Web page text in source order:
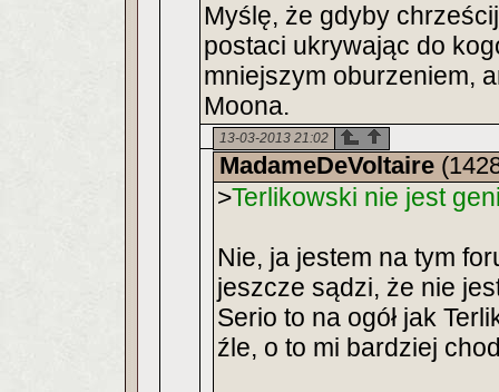
Myślę, że gdyby
postaci ukrywając do
mniejszym oburzeniem,
Moona.
13-03-2013 21:02
MadameDeVoltaire
>Terlikowski nie jest
Nie, ja jestem na tym
jeszcze sądzi, że nie
Serio to na ogół jak
źle, o to mi bardziej